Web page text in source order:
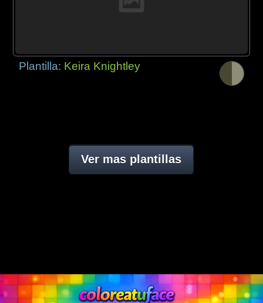
Plantilla: Keira Knightley
Ver mas plantillas